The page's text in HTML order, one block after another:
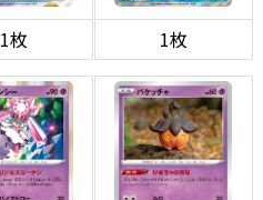
1枚 1枚